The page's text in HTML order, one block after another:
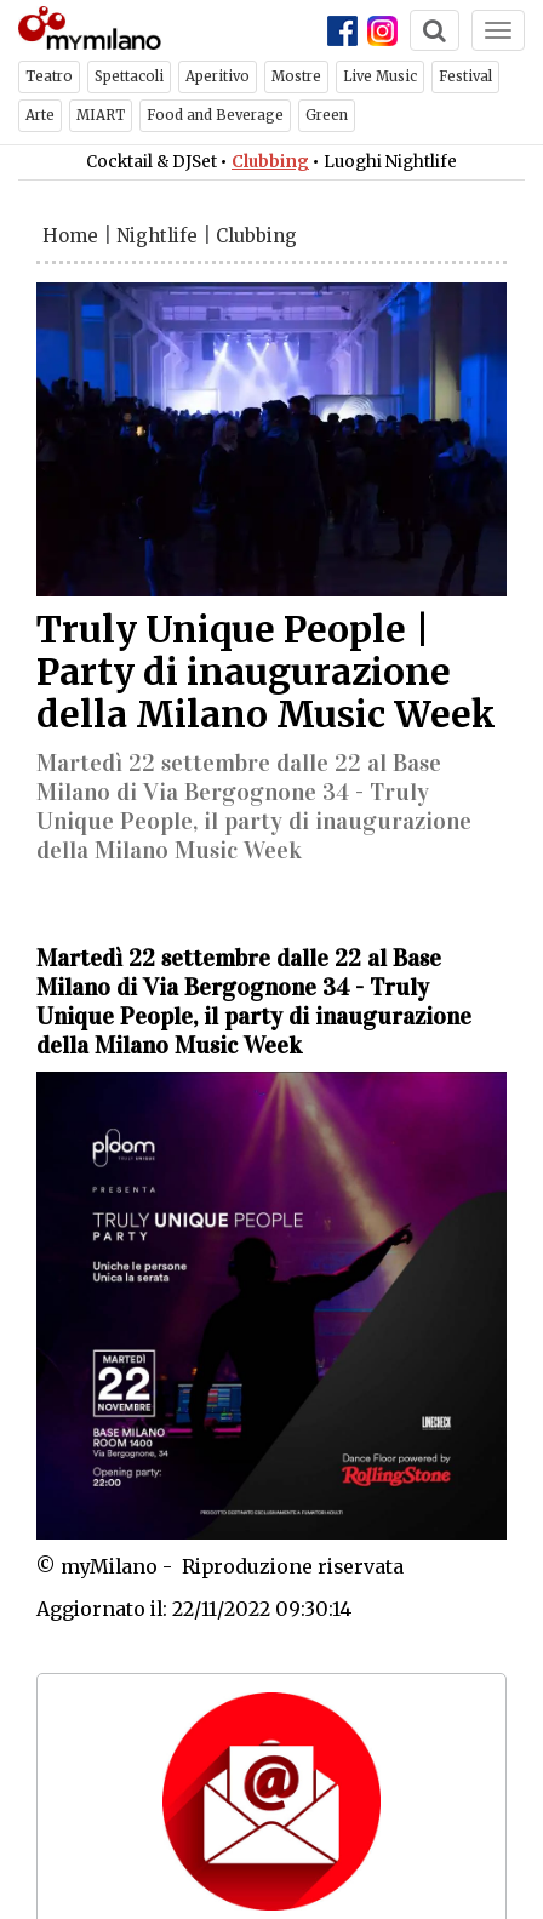
Teatro Spettacoli Aperitivo Mostre Live Music Festival
Arte MIART Food and Beverage Green
Cocktail & DJSet • Clubbing • Luoghi Nightlife
Home Nightlife Clubbing
Truly Unique People |
Party di inaugurazione
della Milano Music Week
Martedì 22 settembre dalle 22 al Base
Milano di Via Bergognone 34 - Truly
Unique People, il party di inaugurazione
della Milano Music Week
Martedì 22 settembre dalle 22 al Base
Milano di Via Bergognone 34 - Truly
Unique People, il party di inaugurazione
della Milano Music Week
© myMilano - Riproduzione riservata
Aggiornato il: 22/11/2022 09:30:14